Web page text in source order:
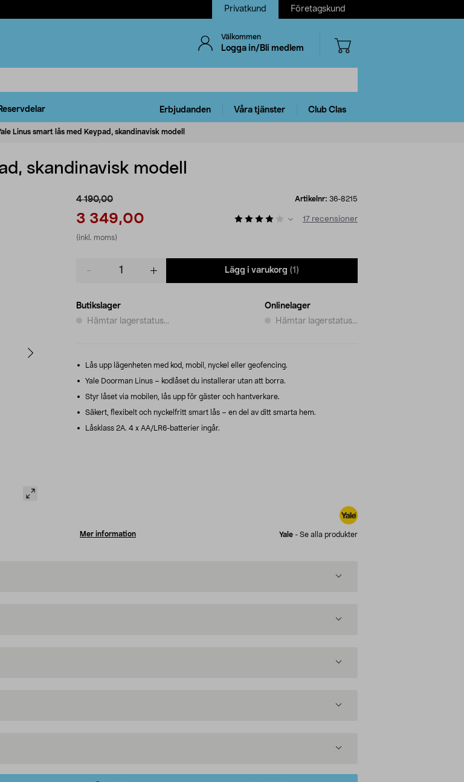
Privatkund Företagskund
Välkommen
Logga in/Bli medlem
Erbjudanden Våra tjänster Club Clas
Linus smart lås med Keypad, skandinavisk modell
skandinavisk modell
4 190,00
3 349,00
(inkl. moms)
Artikelnr: 36-8215
17 recensioner
Lägg i varukorg (1)
Butikslager
Hämtar lagerstatus...
Onlinelager
Hämtar lagerstatus...
Lås upp lägenheten med kod, mobil, nyckel eller geofencing.
Yale Doorman Linus – kodlåset du installerar utan att borra.
Styr låset via mobilen, lås upp för gäster och hantverkare.
Säkert, flexibelt och nyckelfritt smart lås – en del av ditt smarta hem.
Låsklass 2A. 4 x AA/LR6-batterier ingår.
Mer information Yale - Se alla produkter